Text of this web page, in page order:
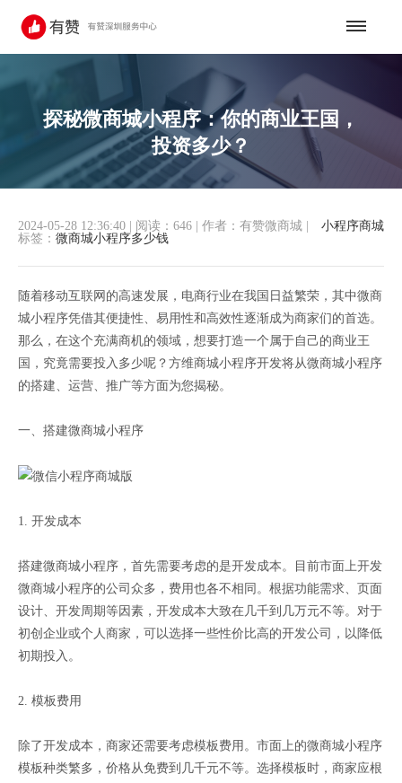
探秘微商城小程序：你的商业王国，
投资多少？
小程序商城
2024-05-28 12:36:40 阅读：646 作者：有赞微商城
标签： 微商城小程序多少钱
随着移动互联网的高速发展，电商行业在我国日益繁荣，其中微商
城小程序凭借其便捷性、易用性和高效性逐渐成为商家们的首选。
那么，在这个充满商机的领域，想要打造一个属于自己的商业王
国，究竟需要投入多少呢？方维商城小程序开发将从微商城小程序
的搭建、运营、推广等方面为您揭秘。
一、搭建微商城小程序
1. 开发成本
搭建微商城小程序，首先需要考虑的是开发成本。目前市面上开发
微商城小程序的公司众多，费用也各不相同。根据功能需求、页面
设计、开发周期等因素，开发成本大致在几千到几万元不等。对于
初创企业或个人商家，可以选择一些性价比高的开发公司，以降低
初期投入。
2. 模板费用
除了开发成本，商家还需要考虑模板费用。市面上的微商城小程序
模板种类繁多，价格从免费到几千元不等。选择模板时，商家应根